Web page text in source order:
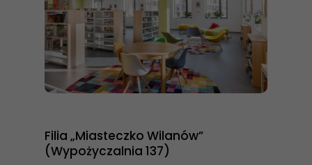
Filia „Miasteczko Wilanów”
(Wypożyczalnia 137)
podczas
twojego
przejścia na nią.
Jeśli odrzucisz
te pliki cookie,
internetowej.